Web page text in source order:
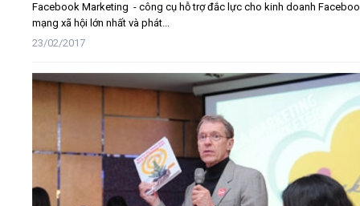
Facebook Marketing - công cụ hỗ trợ đắc lực cho kinh doanh
mạng xã hội lớn nhất và phát...
23/02/2017